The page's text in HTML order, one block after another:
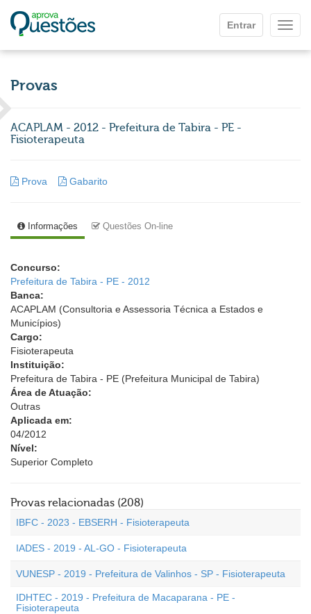
Entrar
Provas
ACAPLAM - 2012 - Prefeitura de Tabira - PE -
Fisioterapeuta
Prova Gabarito
Informações Questões On-line
Concurso:
Prefeitura de Tabira - PE - 2012
Banca:
ACAPLAM (Consultoria e Assessoria Técnica a Estados e
Municípios)
Cargo:
Fisioterapeuta
Instituição:
Prefeitura de Tabira - PE (Prefeitura Municipal de Tabira)
Área de Atuação:
Outras
Aplicada em:
04/2012
Nível:
Superior Completo
Provas relacionadas (208)
IBFC - 2023 - EBSERH - Fisioterapeuta
IADES - 2019 - AL-GO - Fisioterapeuta
VUNESP - 2019 - Prefeitura de Valinhos - SP - Fisioterapeuta
IDHTEC - 2019 - Prefeitura de Macaparana - PE -
Fisioterapeuta